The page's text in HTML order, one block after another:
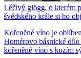
Léčivý glögg, o kterém
švédského krále si ho
Kořeněné víno je
Homérovo básnické
kořeněné víno s kozím